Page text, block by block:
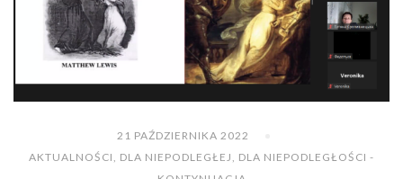
21 PAŹDZIERNIKA 2022
AKTUALNOŚCI
DLA NIEPODLEGŁEJ
DLA NIEPODLEGŁOŚCI -